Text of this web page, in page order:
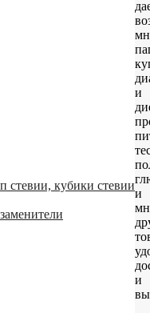
стевии, кубики стевии
и
и
и